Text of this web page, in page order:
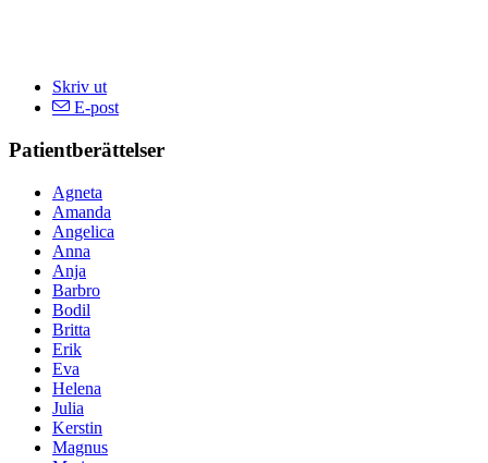
Skriv ut
E-post
Patientberättelser
Agneta
Amanda
Angelica
Anna
Anja
Barbro
Bodil
Britta
Erik
Eva
Helena
Julia
Kerstin
Magnus